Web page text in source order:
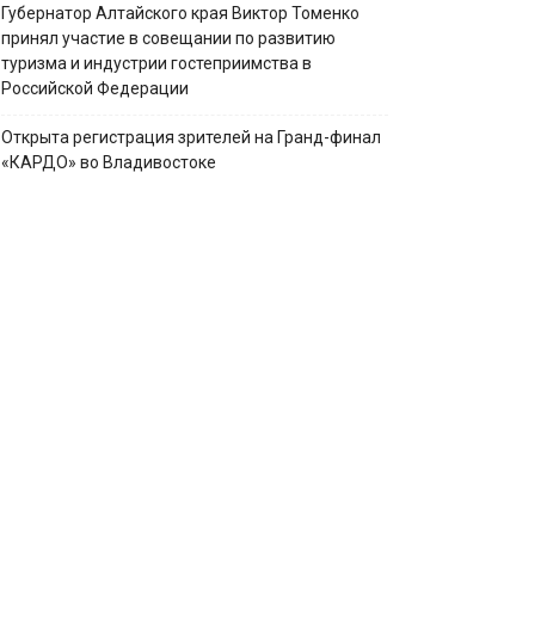
Губернатор Алтайского края Виктор Томенко
принял участие в совещании по развитию
туризма и индустрии гостеприимства в
Российской Федерации
Открыта регистрация зрителей на Гранд-финал
«КАРДО» во Владивостоке